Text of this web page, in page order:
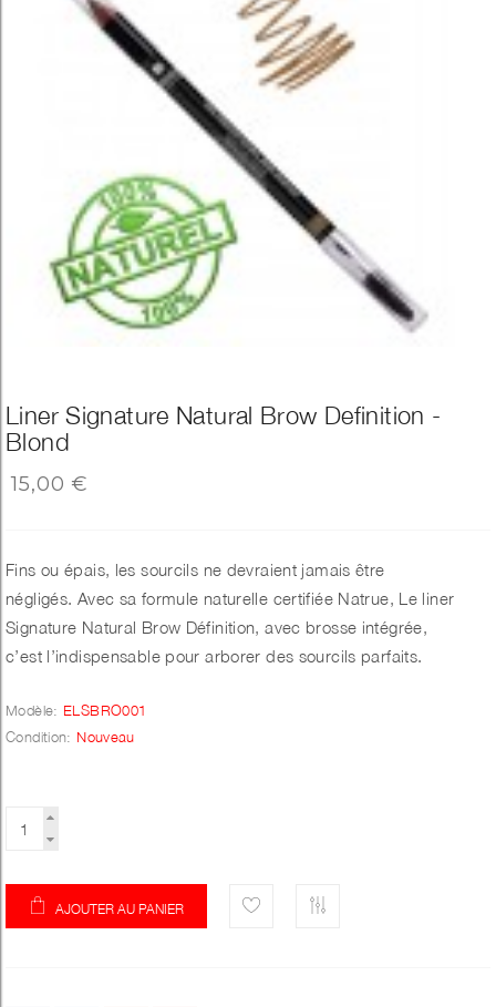
Liner Signature Natural Brow Definition -
Blond
15,00 €
Fins ou épais, les sourcils ne devraient jamais être
négligés. Avec sa formule naturelle certifiée Natrue, Le liner
Signature Natural Brow Définition, avec brosse intégrée,
c’est l’indispensable pour arborer des sourcils parfaits.
Modèle: ELSBRO001
Condition: Nouveau
AJOUTER AU PANIER